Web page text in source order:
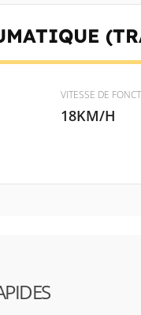
VITESSE DE
18KM/H